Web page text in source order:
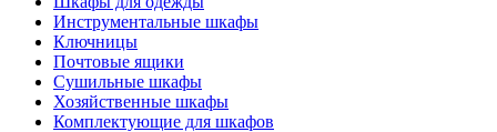
Инструментальные шкафы
Ключницы
Почтовые ящики
Сушильные шкафы
Хозяйственные шкафы
Комплектующие для шкафов